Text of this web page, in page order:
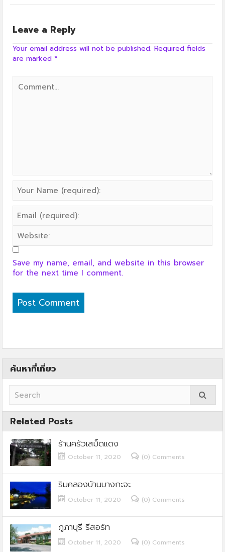
Leave a Reply
Your email address will not be published. Required fields
are marked *
Save my name, email, and website in this browser
for the next time I comment.
ค้นหาที่เที่ยว
Related Posts
ร้านครัวเสม็ดแดง
October 11, 2020 (0) Comments
ริมคลองบ้านบางกะจะ
October 11, 2020 (0) Comments
ภูภาบุรี รีสอร์ท
October 11, 2020 (0) Comments